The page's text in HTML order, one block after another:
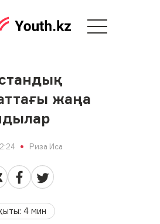
жаңа
Риза Иса
: 4мин